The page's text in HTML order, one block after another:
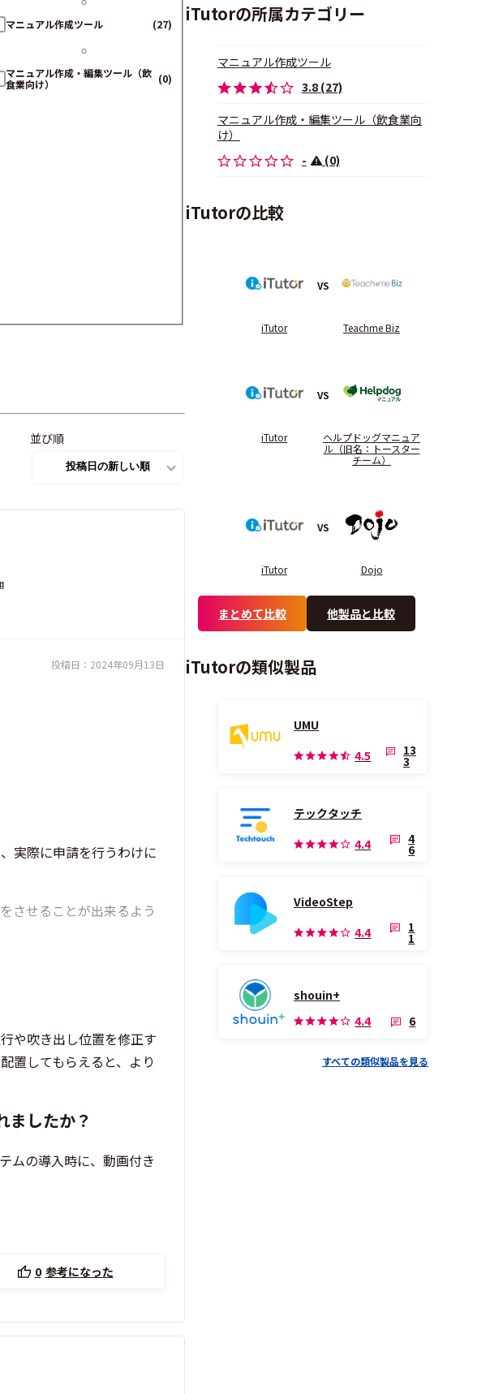
マニュアル作成ツール (27)
マニュアル作成・編集ツール（飲
食業向け）
(0)
並び順
投稿日： 2024年09月13日
実際に申請を行うわけに
させることが出来るよう
や吹き出し位置を修正す
置してもらえると、より
ましたか？
ムの導入時に、動画付き
0 参考になった
iTutorの所属カテゴリー
マニュアル作成ツール
3.8 (27)
マニュアル作成・編集ツール（飲食業向
け）
-
(0)
iTutorの比較
iTutor
VS
Teachme Biz
iTutor
VS
ヘルプドッグマニュア
ル（旧名：トースター
チーム）
iTutor
VS
Dojo
まとめて比較 他製品と比較
iTutorの類似製品
UMU
4.5
13
3
テックタッチ
4.4
4
6
VideoStep
4.4
1
1
shouin+
4.4
6
すべての類似製品を見る